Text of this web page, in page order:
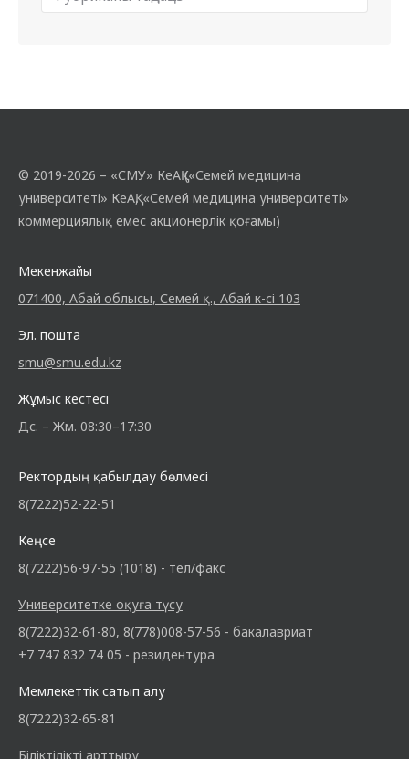
© 2019-2026 – «СМУ» КеАҚ («Семей медицина
университеті» КеАҚ, «Семей медицина университеті»
коммерциялық емес акционерлік қоғамы)
Мекенжайы
071400, Абай облысы, Семей қ., Абай к-сі 103
Эл. пошта
smu@smu.edu.kz
Жұмыс кестесі
Дс. – Жм. 08:30–17:30
Ректордың қабылдау бөлмесі
8(7222)52-22-51
Кеңсе
8(7222)56-97-55 (1018) - тел/факс
Университетке оқуға түсу
8(7222)32-61-80, 8(778)008-57-56 - бакалавриат
+7 747 832 74 05 - резидентура
Мемлекеттік сатып алу
8(7222)32-65-81
Біліктілікті арттыру